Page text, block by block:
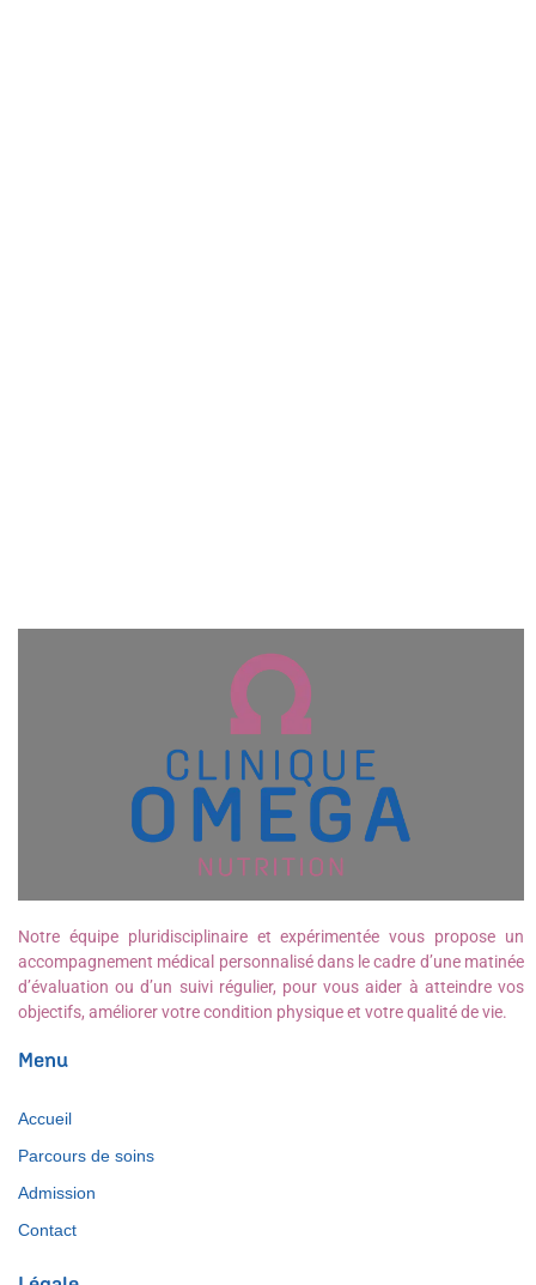
Notre équipe pluridisciplinaire et expérimentée vous propose un
accompagnement médical personnalisé dans le cadre d’une matinée
d’évaluation ou d’un suivi régulier, pour vous aider à atteindre vos
objectifs, améliorer votre condition physique et votre qualité de vie.
Menu
Accueil
Parcours de soins
Admission
Contact